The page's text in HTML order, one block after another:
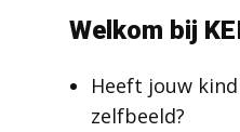
Welkom bij
Heeft jouw
zelfbeeld?